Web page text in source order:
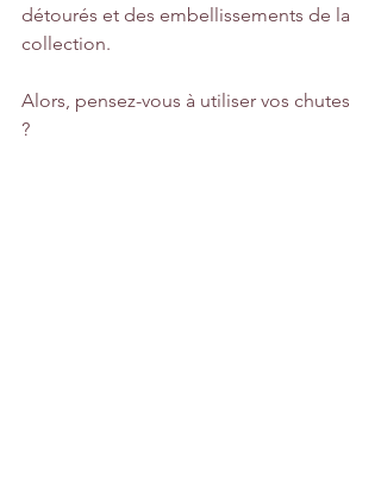
détourés et des embellissements de la
collection.
Alors, pensez-vous à utiliser vos chutes
?